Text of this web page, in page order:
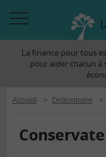
àLa finance pour tous
pour aider chacun à
Accueil > Dictionnaire >